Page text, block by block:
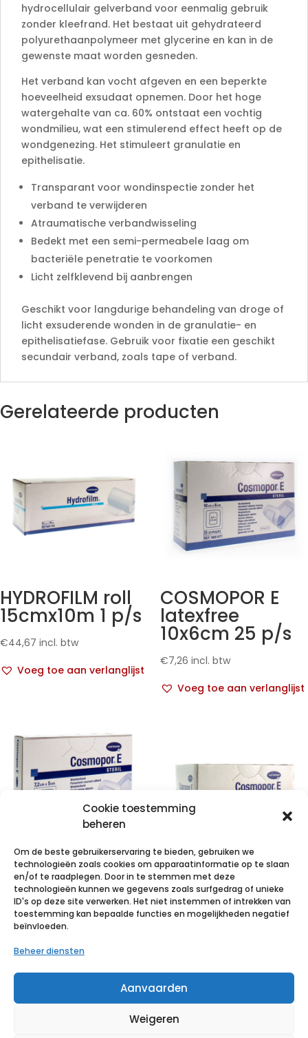
Cookie toestemming
beheren
Om de beste gebruikerservaring te bieden, gebruiken we
technologieën zoals cookies om apparaatinformatie op te slaan
en/of te raadplegen. Door in te stemmen met deze
technologieën kunnen we gegevens zoals surfgedrag of unieke
ID's op deze site verwerken. Het niet instemmen of intrekken van
toestemming kan bepaalde functies en mogelijkheden negatief
beïnvloeden.
Beheer diensten
Aanvaarden
Weigeren
hydrocellulair gelverband voor eenmalig gebruik
zonder kleefrand. Het bestaat uit gehydrateerd
polyurethaanpolymeer met glycerine en kan in de
gewenste maat worden gesneden.
Het verband kan vocht afgeven en een beperkte
hoeveelheid exsudaat opnemen. Door het hoge
watergehalte van ca. 60% ontstaat een vochtig
wondmilieu, wat een stimulerend effect heeft op de
wondgenezing. Het stimuleert granulatie en
epithelisatie.
Transparant voor wondinspectie zonder het
verband te verwijderen
Atraumatische verbandwisseling
Bedekt met een semi-permeabele laag om
bacteriële penetratie te voorkomen
Licht zelfklevend bij aanbrengen
Geschikt voor langdurige behandeling van droge of
licht exsuderende wonden in de granulatie- en
epithelisatiefase. Gebruik voor fixatie een geschikt
secundair verband, zoals tape of verband.
Gerelateerde producten
HYDROFILM roll
15cmx10m 1 p/s
€44,67 incl. btw
Voeg toe aan verlanglijst
COSMOPOR E
latexfree
10x6cm 25 p/s
€7,26 incl. btw
Voeg toe aan verlanglijst
COSMOPOR E
latexfree
7,2x5cm 10 p/s
Voeg toe aan verlanglijst
COSMOPOR E
latexfree
Voeg toe aan verlanglijst